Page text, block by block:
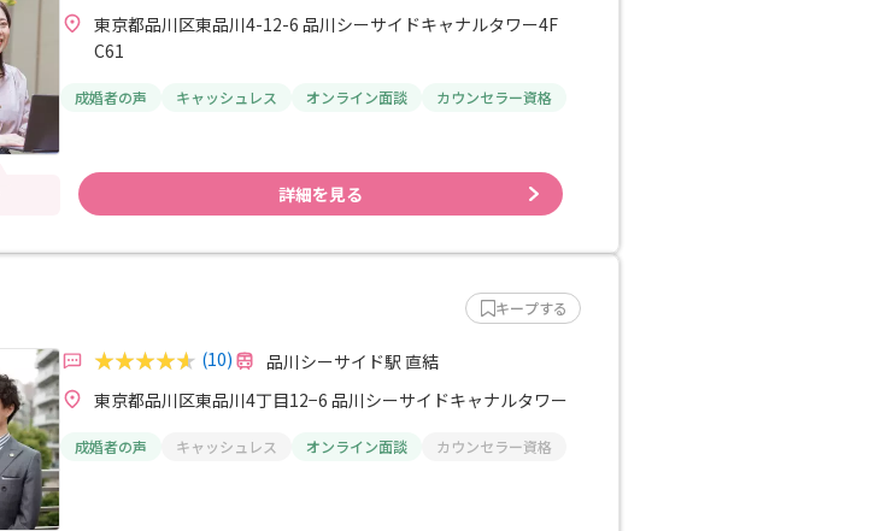
東京都品川区東品川4-12-6 品川シーサイドキャナルタワー4F
C61
成婚者の声 キャッシュレス オンライン面談 カウンセラー資格
詳細を見る
キープする
(10)
品川シーサイド駅 直結
東京都品川区東品川4丁目12−6 品川シーサイドキャナルタワー
成婚者の声 キャッシュレス オンライン面談 カウンセラー資格